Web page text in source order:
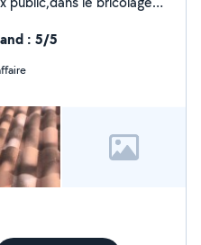
terrassement etc je
années d
possible
: 5/5